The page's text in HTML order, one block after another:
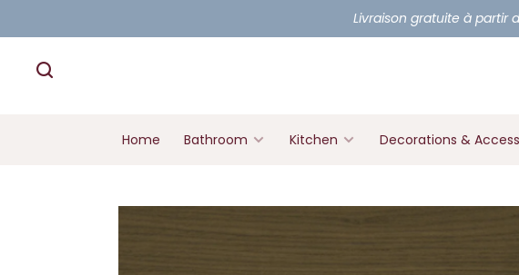
Livraison gratuite à partir
Home Bathroom Kitchen Decorations &